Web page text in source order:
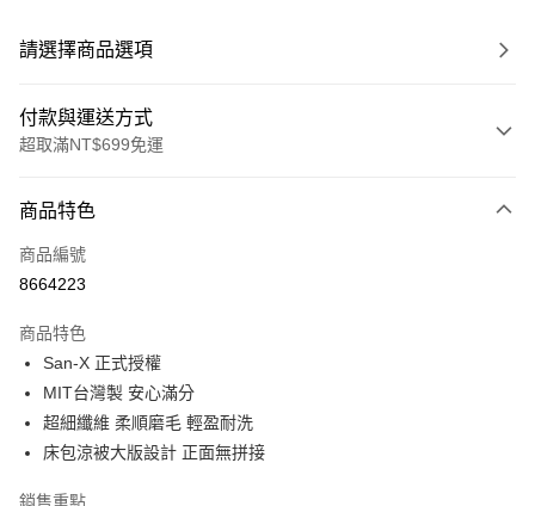
請選擇商品選項
付款與運送方式
超取滿NT$699免運
信用卡一次付款
超商取貨付款
Apple Pay
街口支付
悠遊付
Google Pay
商品特色
商品編號
8664223
商品特色
San-X 正式授權
MIT台灣製 安心滿分
超細纖維 柔順磨毛 輕盈耐洗
床包涼被大版設計 正面無拼接
銷售重點